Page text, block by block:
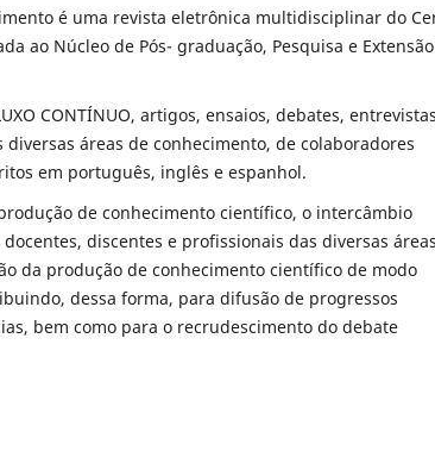
é uma revista eletrônica multidisciplinar do
ao Núcleo de Pós- graduação, Pesquisa e
CONTÍNUO, artigos, ensaios, debates,
áreas de conhecimento, de colaboradores
em português, inglês e espanhol.
de conhecimento científico, o intercâmbio
discentes e profissionais das diversas
da produção de conhecimento científico de modo
dessa forma, para difusão de progressos
bem como para o recrudescimento do debate